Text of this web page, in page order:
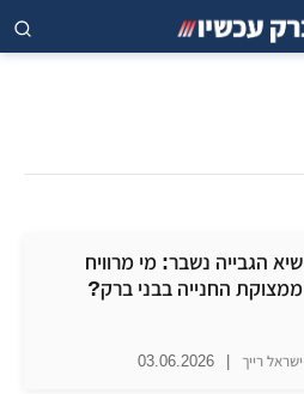
שיא הגבייה נשבר: מי מרוויח
ממצוקת החנייה בבני ברק?
ישראל רייך |
03.06.2026